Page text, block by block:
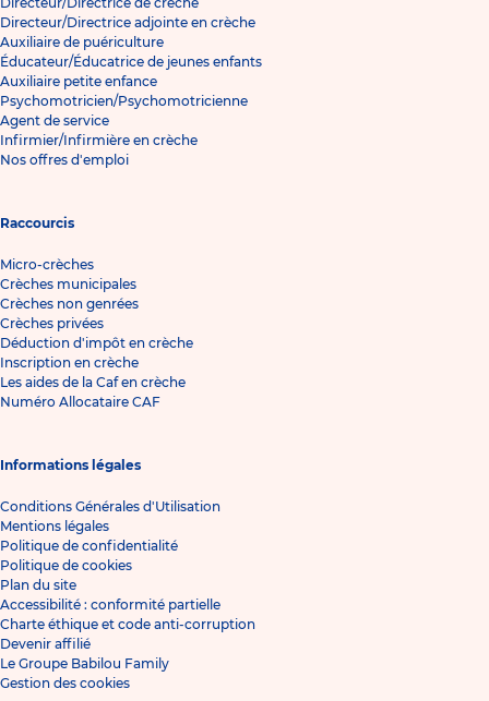
Directeur/Directrice adjointe en crèche
Auxiliaire de puériculture
Éducateur/Éducatrice de jeunes enfants
Auxiliaire petite enfance
Psychomotricien/Psychomotricienne
Agent de service
Infirmier/Infirmière en crèche
Nos offres d'emploi
Raccourcis
Micro-crèches
Crèches municipales
Crèches non genrées
Crèches privées
Déduction d'impôt en crèche
Inscription en crèche
Les aides de la Caf en crèche
Numéro Allocataire CAF
Informations légales
Conditions Générales d'Utilisation
Mentions légales
Politique de confidentialité
Politique de cookies
Plan du site
Accessibilité : conformité partielle
Charte éthique et code anti-corruption
Devenir affilié
Le Groupe Babilou Family
Gestion des cookies